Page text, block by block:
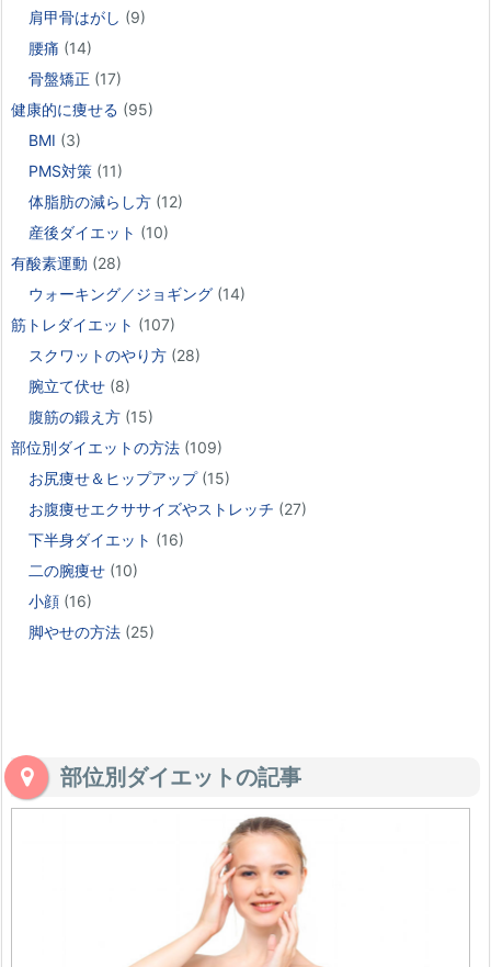
肩甲骨はがし (9)
腰痛 (14)
骨盤矯正 (17)
健康的に痩せる (95)
BMI (3)
PMS対策 (11)
体脂肪の減らし方 (12)
産後ダイエット (10)
有酸素運動 (28)
ウォーキング／ジョギング (14)
筋トレダイエット (107)
スクワットのやり方 (28)
腕立て伏せ (8)
腹筋の鍛え方 (15)
部位別ダイエットの方法 (109)
お尻痩せ＆ヒップアップ(15)
お腹痩せエクササイズやストレッチ (27)
下半身ダイエット (16)
二の腕痩せ (10)
小顔 (16)
脚やせの方法 (25)
部位別ダイエットの記事